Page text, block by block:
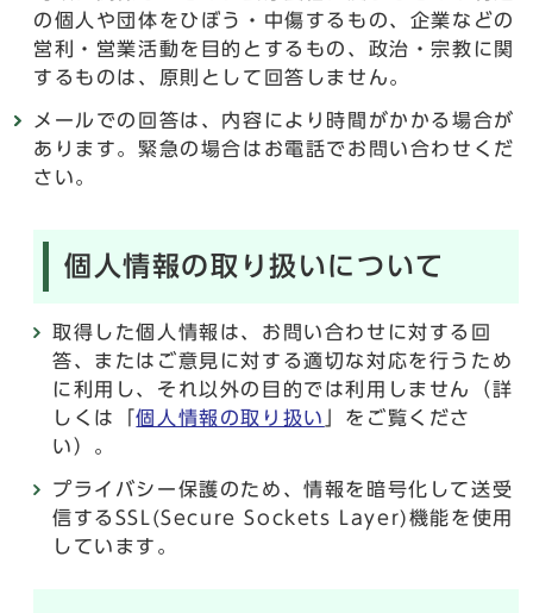
の個人や団体をひぼう・中傷するもの、企業などの
営利・営業活動を目的とするもの、政治・宗教に関
するものは、原則として回答しません。
メールでの回答は、内容により時間がかかる場合が
あります。緊急の場合はお電話でお問い合わせくだ
さい。
個人情報の取り扱いについて
取得した個人情報は、お問い合わせに対する回
答、またはご意見に対する適切な対応を行うため
に利用し、それ以外の目的では利用しません（詳
しくは「個人情報の取り扱い
」をご覧くださ
い）。
プライバシー保護のため、情報を暗号化して送受
信するSSL(Secure Sockets Layer)機能を使用
しています。